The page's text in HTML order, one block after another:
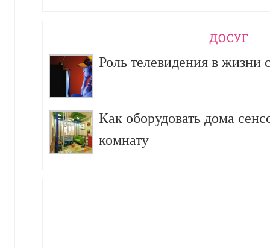
ДОСУГ
Роль телевидения в жизни
Как оборудовать дома
комнату